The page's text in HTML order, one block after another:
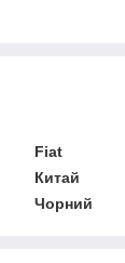
Fiat
Китай
Чорний